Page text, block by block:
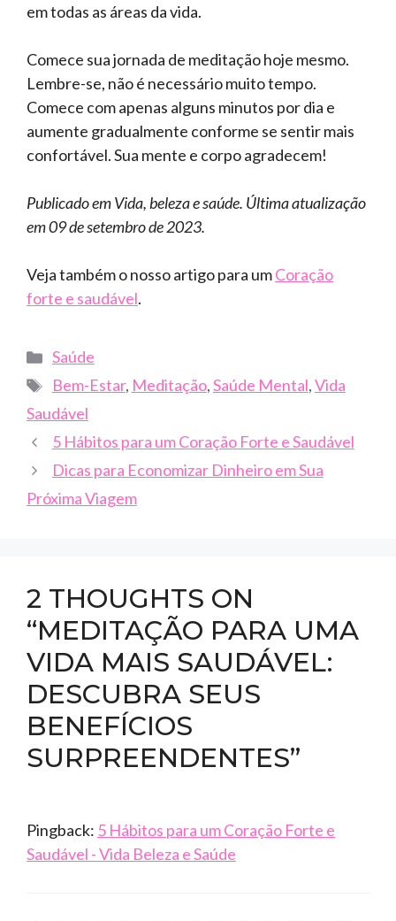
em todas as áreas da vida.
Comece sua jornada de meditação hoje mesmo.
Lembre-se, não é necessário muito tempo.
Comece com apenas alguns minutos por dia e
aumente gradualmente conforme se sentir mais
confortável. Sua mente e corpo agradecem!
Publicado em Vida, beleza e saúde. Última atualização
em 09 de setembro de 2023.
Veja também o nosso artigo para umCoração
forte e saudável.
Categories
Saúde
Tags
Bem-Estar, Meditação,Saúde Mental,Vida
Saudável
5 Hábitos para um Coração Forte e Saudável
Dicas para Economizar Dinheiro em Sua
Próxima Viagem
2 THOUGHTS ON
“MEDITAÇÃO PARA UMA
VIDA MAIS SAUDÁVEL:
DESCUBRA SEUS
BENEFÍCIOS
SURPREENDENTES”
Pingback: 5 Hábitos para um Coração Forte e
Saudável - Vida Beleza e Saúde